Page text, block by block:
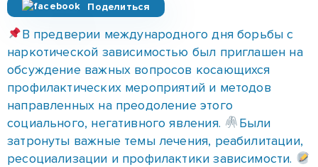
Поделиться
В предверии международного дня борьбы с
наркотической зависимостью был приглашен на
обсуждение важных вопросов косающихся
профилактических мероприятий и методов
направленных на преодоление этого
социального, негативного явления.
Были
затронуты важные темы лечения, реабилитации,
ресоциализации и профилактики зависимости.